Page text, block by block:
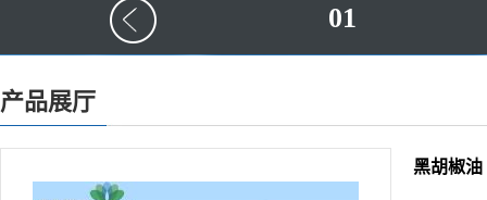
01
产品展厅
黑胡椒油